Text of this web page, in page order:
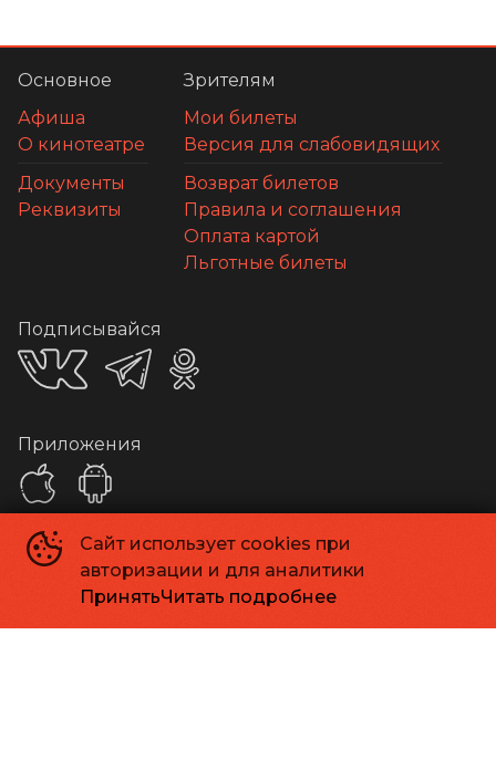
Сайт использует cookies при
авторизации и для аналитики
ПринятьЧитать подробнее
Основное
Афиша
О кинотеатре
Документы
Реквизиты
Зрителям
Мои билеты
Версия для слабовидящих
Возврат билетов
Правила и соглашения
Оплата картой
Льготные билеты
Подписывайся
Приложения
Способы оплаты